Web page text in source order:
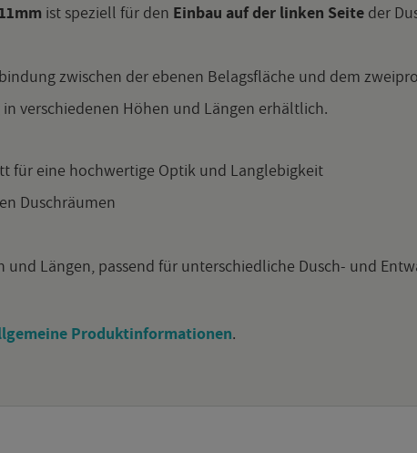
ist spe­zi­ell für den Ein­bau auf der lin­ken Seite der
zwi­schen der ebe­nen Be­lags­flä­che und dem
ver­schie­de­nen Höhen und Län­gen er­hält­lich.
für eine hoch­wer­ti­ge Optik und Lang­le­big­keit
Dusch­räu­men
Län­gen, pas­send für un­ter­schied­li­che Dusch- und
Pro­dukt­in­for­ma­tio­nen.